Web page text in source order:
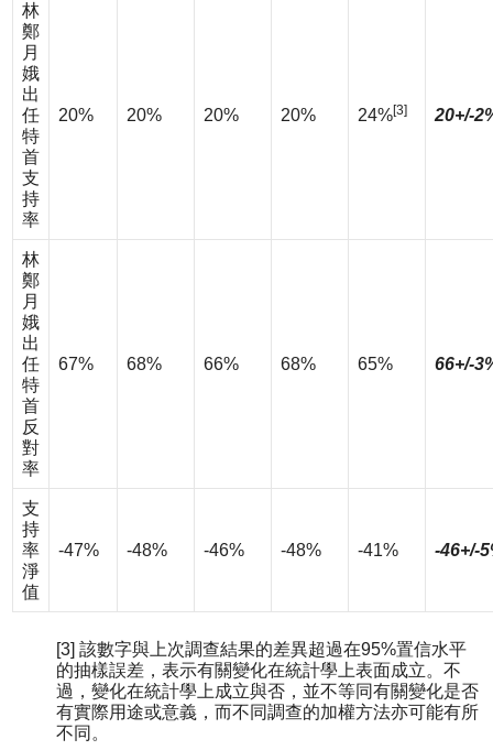
林
鄭
月
娥
出
任
特
首
支
持
率
20% 20% 20% 20% 24%[3] 20+/-
林
鄭
月
娥
出
任
特
首
反
對
率
67% 68% 66% 68% 65% 66+/-
支
持
率
淨
值
-47% -48% -46% -48% -41% -46+/-
[3] 該數字與上次調查結果的差異超過在95%置信水平
的抽樣誤差，表示有關變化在統計學上表面成立。不
過，變化在統計學上成立與否，並不等同有關變化是否
有實際用途或意義，而不同調查的加權方法亦可能有所
不同。